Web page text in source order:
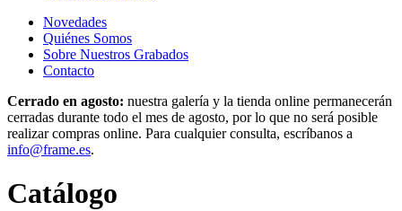
Novedades
Quiénes Somos
Sobre Nuestros Grabados
Contacto
Cerrado en agosto: nuestra galería y la tienda online permanecerán
cerradas durante todo el mes de agosto, por lo que no será posible
realizar compras online. Para cualquier consulta, escríbanos a
info@frame.es.
Catálogo